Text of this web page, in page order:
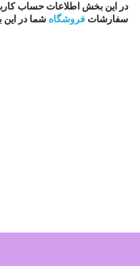
در این بخش اطلاعات حساب
سفارشات فروشگاه شما در